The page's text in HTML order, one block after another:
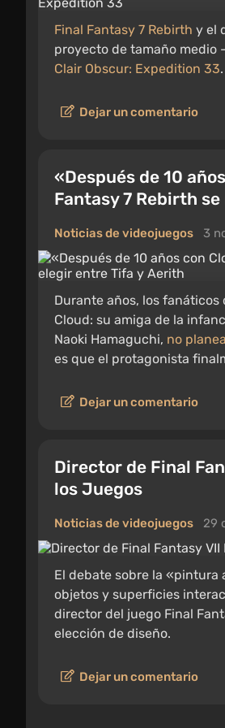
Final Fantasy 7 Rebirth y el
proyecto de tamaño medio
Clair Obscur: Expedition 33
Dejar un comentario
«Después de 10
Fantasy 7 Rebirth
Noticias de videojuegos 3
Durante años, los fanáticos
Cloud: su amiga de la
Naoki Hamaguchi, no planea
es que el protagonista
Dejar un comentario
Director de Final
los Juegos
Noticias de videojuegos 29
El debate sobre la «pintura
objetos y superficies
director del juego Final
elección de diseño.
Dejar un comentario